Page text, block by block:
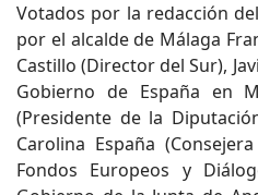
Votados por la redacción
por el alcalde de Málaga
Castillo (Director del Sur),
Gobierno de España en
(Presidente de la
Carolina España
Fondos Europeos y